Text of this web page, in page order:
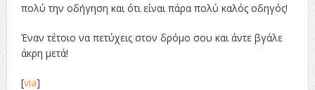
πολύ την οδήγηση και ότι είναι πάρα πολύ καλός οδηγός!
Έναν τέτοιο να πετύχεις στον δρόμο σου και άντε βγάλε
άκρη μετά!
[via]